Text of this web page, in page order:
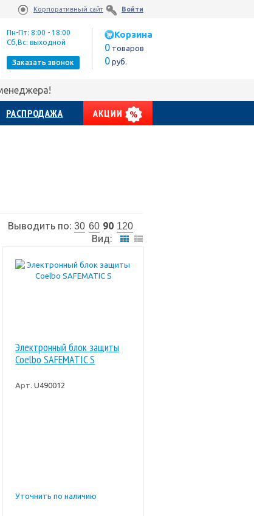
Корпоративный сайт Войти
Пн-Пт: 8:00 - 18:00
Сб,Вс: выходной
Заказать звонок
Корзина
0 товаров
0 руб.
РАСПРОДАЖА АКЦИИ
Выводить по: 30 60 90 120
Вид:
Электронный блок защиты
Coelbo SAFEMATIC S
Арт. U490012
Уточнить по наличию